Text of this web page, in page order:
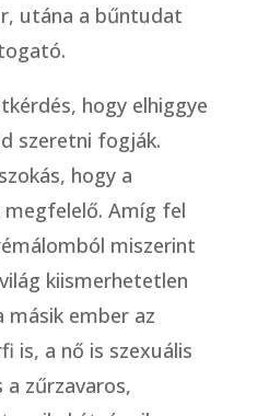
utána a bűntudat
hogy elhiggye
szeretni fogják.
hogy a
Amíg fel
miszerint
kiismerhetetlen
ember az
is, a nő is szexuális
zűrzavaros,